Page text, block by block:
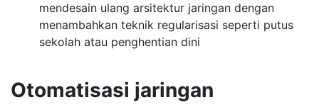
mendesain ulang arsitektur jaringan dengan
menambahkan teknik regularisasi seperti putus
sekolah atau penghentian dini
Otomatisasi jaringan